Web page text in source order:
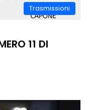
Trasmissioni
11 DI